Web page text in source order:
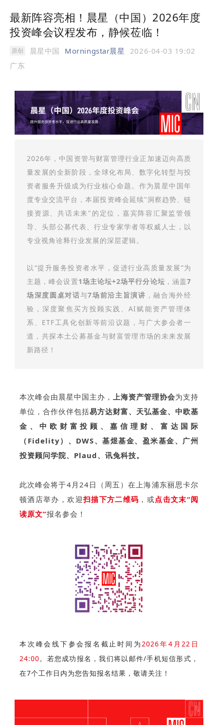
最新阵容亮相！晨星（中国）2026年度
投资峰会议程发布，静候莅临！
原创 晨星中国 Morningstar晨星
2026-04-03 19:02
广东
2026年，中国资管与财富管理行业正加速迈向高质
量发展的全新阶段，全球化布局、数字化转型与投
资者服务升级成为行业核心命题。作为晨星中国年
度专业交流平台，本届投资峰会延续"洞察趋势、链
接资源、共话未来"的定位，嘉宾阵容汇聚监管领
导、头部公募代表、行业专家学者等权威人士，以
专业视角诠释行业发展的深层逻辑。
以“提升服务投资者水平，促进行业高质量发展”为
主题，峰会设置1场主论坛+2场平行分论坛 ，涵盖7
场深度圆桌对话与7场前沿主旨演讲 ，融合海外经
验，深度聚焦买方投顾实践、AI赋能资产管理体
系、ETF工具化创新等前沿议题，与广大参会者一
道，共探本土公募基金与财富管理市场的未来发展
新路径！
本次峰会由晨星中国主办， 上海资产管理协会为支持
单位，合作伙伴包括易方达财富、天弘基金、中欧基
金、中欧财富投顾、嘉信理财、富达国际
（Fidelity）、DWS、基煜基金、盈米基金、广州
投资顾问学院、Plaud、讯兔科技。
此次峰会将于4月24日（周五）在上海浦东丽思卡尔
顿酒店举办，欢迎扫描下方二维码 ，或点击文末“阅
读原文”报名参会！
本次峰会线下参会报名截止时间为 2026年4月22日
24:00。若您成功报名，我们将以邮件/手机短信形式，
在7个工作日内为您告知报名结果，敬请关注！